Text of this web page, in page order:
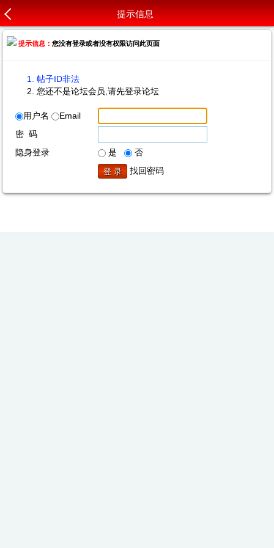
提示信息
提示信息：您没有登录或者没有权限访问此页面
帖子ID非法
您还不是论坛会员,请先登录论坛
用户名
Email
密 码
隐身登录
是
否
找回密码